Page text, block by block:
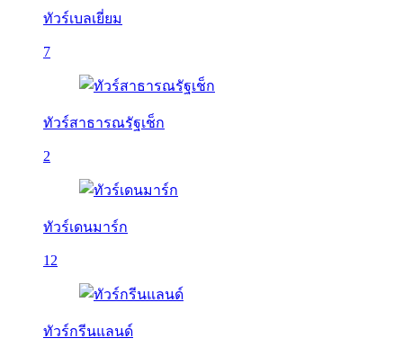
ทัวร์เบลเยี่ยม
7
ทัวร์สาธารณรัฐเช็ก
2
ทัวร์เดนมาร์ก
12
ทัวร์กรีนแลนด์